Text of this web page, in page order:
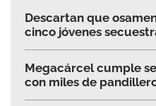
Descartan que
cinco jóvenes
Megacárcel cumple
con miles de